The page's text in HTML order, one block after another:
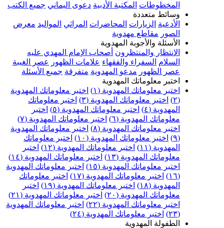
المكتبة الأدبية دعوى اليماني جميع الكتب
متعددة
الزيارات المحاضرات المراثي المواليد معرض
مقاطع مهدوية
والأجوبة المهدوية
والمنتظرون أصحاب الإمام المهدي عليه
السفراء والفقهاء علامات الظهور عصر الغيبة
مدعو المهدوية متفرقة جميع الأسئلة
معلوماتك المهدوية
معلوماتك المهدوية (١)
اختبر معلوماتك المهدوية
اختبر معلوماتك المهدوية (٣)
اختبر معلوماتك
اختبر معلوماتك المهدوية (٥)
اختبر
المهدوية (٦)
اختبر معلوماتك المهدوية (٧)
معلوماتك المهدوية (٨)
اختبر معلوماتك المهدوية
اختبر معلوماتك المهدوية (١٠)
اختبر معلوماتك
اختبر معلوماتك المهدوية (١٢)
اختبر
المهدوية (١٣)
اختبر معلوماتك المهدوية (١٤)
معلوماتك المهدوية (١٥)
اختبر معلوماتك المهدوية
اختبر معلوماتك المهدوية (١٧)
اختبر معلوماتك
اختبر معلوماتك المهدوية (١٩)
اختبر
المهدوية (٢٠)
اختبر معلوماتك المهدوية (٢١)
معلوماتك المهدوية (٢٢)
اختبر معلوماتك المهدوية
اختبر معلوماتك المهدوية (٢٤)
المهدوية